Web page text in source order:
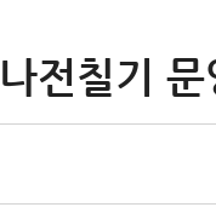
전칠기 문